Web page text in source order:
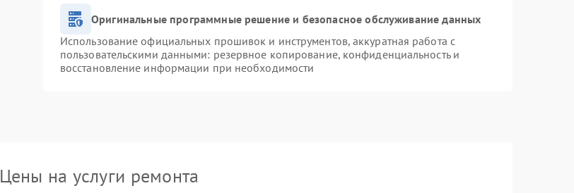
Оригинальные программные решение и безопасное обслуживание данных
Использование официальных прошивок и инструментов, аккуратная работа с
пользовательскими данными: резервное копирование, конфиденциальность и
восстановление информации при необходимости
Цены на услуги ремонта